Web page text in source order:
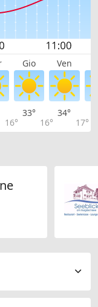
Gio Ven
16°
33°
16°
34°
17°